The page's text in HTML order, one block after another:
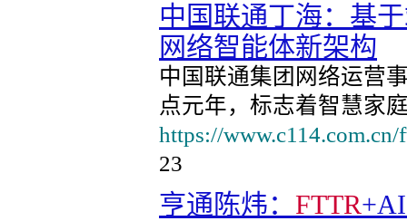
中国联通丁海：基
网络智能体新架构
中国联通集团网络运营
点元年，标志着智慧家
https://
23
亨通陈炜： FTTR